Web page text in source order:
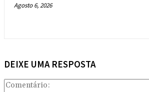
Agosto 6, 2026
DEIXE UMA RESPOSTA